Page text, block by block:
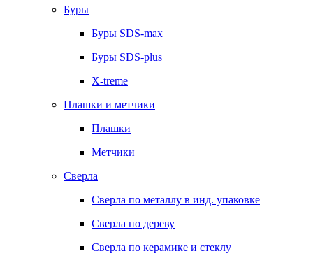
Буры
Буры SDS-max
Буры SDS-plus
X-treme
Плашки и метчики
Плашки
Метчики
Сверла
Сверла по металлу в инд. упаковке
Сверла по дереву
Сверла по керамике и стеклу